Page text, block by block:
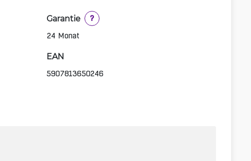
Garantie
?
24 Monat
EAN
5907813650246